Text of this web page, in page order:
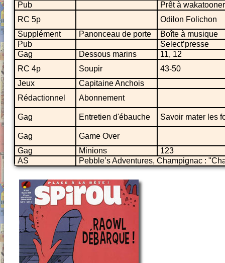
Pub
Prêt à
RC 5p
Odilon Folichon
Supplément
Panonceau de porte
Boîte à musique
Pub
Select’presse
Gag
Dessous marins
11, 12
RC 4p
Soupir
43-50
Jeux
Capitaine Anchois
Rédactionnel
Abonnement
Gag Entretien d'ébauche Savoir mater les
Gag
Game Over
Gag
Minions
123
AS
Pebble’s Adventures, Champignac :